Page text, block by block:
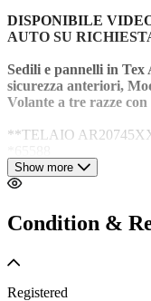
DISPONIBILE
AUTO SU
Sedili e pannelli in
sicurezza anteriori,
Volante a tre razze
**TELAIO
***
DELL’EPOCA –
SEMPRE
DISPONIBILE
Show more
Condition &
Registered